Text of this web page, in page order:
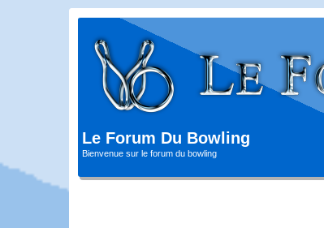
Le Forum Du Bowling
Bienvenue sur le forum du bowling